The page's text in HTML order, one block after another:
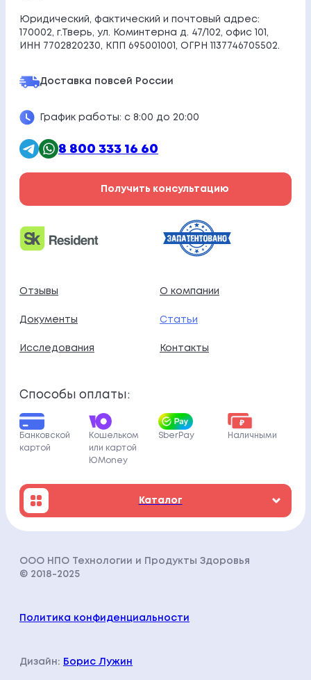
А
Ц
З
А
П
И
С
Й
Юридический, фактический и почтовый адрес:
170002, г.Тверь, ул. Коминтерна д. 47/102, офис 101,
ИНН 7702820230, КПП 695001001, ОГРН 1137746705502.
Доставка повсей России
График работы: с 8:00 до 20:00
8 800 333 16 60
Получить консультацию
Отзывы О компании
Документы Статьи
Исследования Контакты
Способы оплаты:
Банковской
картой
Кошельком
или картой
ЮMoney
SberPay Наличными
Каталог
ООО НПО Технологии и Продукты Здоровья
© 2018-2025
Политика конфиденциальности
Дизайн: Борис Лужин